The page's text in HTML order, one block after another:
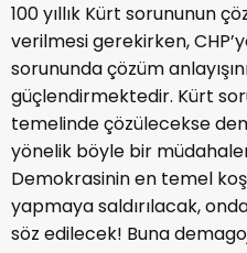
100 yıllık Kürt sorununun
verilmesi gerekirken,
sorununda çözüm
güçlendirmektedir. Kürt
temelinde çözülecekse
yönelik böyle bir
Demokrasinin en temel
yapmaya saldırılacak,
söz edilecek! Buna